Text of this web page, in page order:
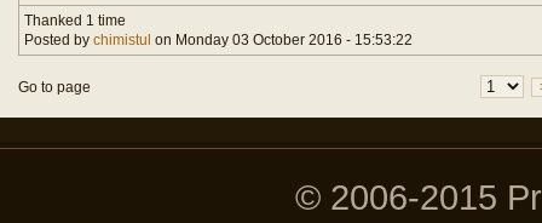
Thanked 1 time
Posted by chimistul on Monday 03 October 2016 - 15:53:22
Go to page
© 2006-2015